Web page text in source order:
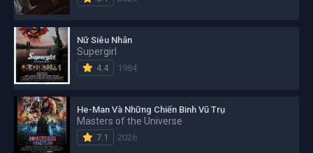
Nữ Siêu Nhân
Supergirl
4.4 1984
He-Man Và Những Chiến Binh Vũ Trụ
Masters of the Universe
7.1 2026